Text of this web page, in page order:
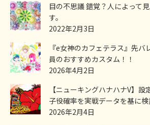
目の不思議 錯覚？人によって
す。
2022年2月3日
『e女神のカフェテラス』先
員のおすすめカスタム！！
2026年4月2日
【ニューキングハナハナV】設
子役確率を実戦データを基に検
2026年2月4日